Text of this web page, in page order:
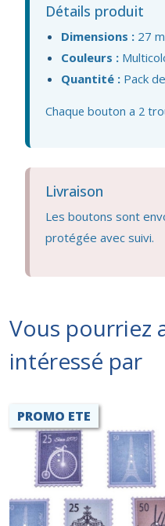
Détails produit
Dimensions : 27
Couleurs :
Quantité : Pack
Chaque bouton a 2
Livraison
Les boutons sont
protégée avec suivi.
Vous pourriez
intéressé par
PROMO ETE